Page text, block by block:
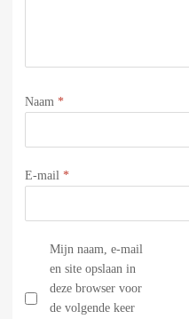
Naam *
E-mail *
Mijn naam, e-mail
en site opslaan in
deze browser voor
de volgende keer